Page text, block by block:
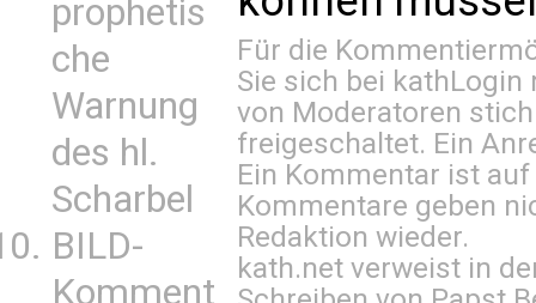
prophetis
che
Warnung
des hl.
Scharbel
BILD-
Komment
Für die
Sie sich bei kathLogin
von Moderatoren
freigeschaltet. Ein
Ein Kommentar ist
Kommentare geben
Redaktion wieder.
kath.net verweist in